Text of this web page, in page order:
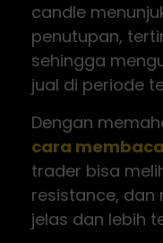
candle
penutupan,
sehingga
jual di periode
Dengan
cara
trader bisa
resistance, dan
jelas dan lebih